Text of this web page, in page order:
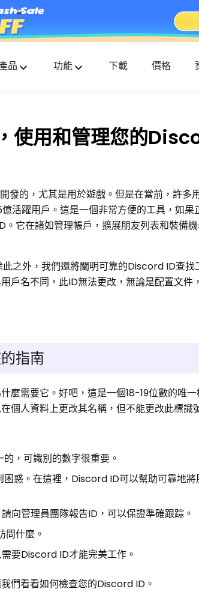
品
FlashGet Finder
功能 下載 價格
使用和管理您的
發的，尤其是用於遊戲。但是在當前，許多
活躍用戶。這是一個非常方便的工具，如果
。它在諸如管理帳戶，擴展朋友列表和裝備
之外，我們還將闡明可靠的Discord ID查找
戶名不同，此ID無法更改，無論是配置文件
指南
麼需要它。好吧，這是一個18-19位數的唯
個人資料上更改其名稱，但不能更改此標識
，可識別的數字很重要。
惑。在這裡，Discord ID可以幫助可靠地將
向管理員團隊報告ID，可以保證準確跟踪。
問什麼。
要Discord ID才能完美工作。
們看看如何檢查您的Discord ID。